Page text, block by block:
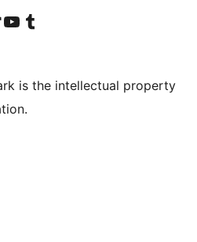
जानुहोस्भ्रमण गर्नुहोस्
हाम्रो युट्युब च्यानलमा जानुहोस्
हाम्रो टम्बलर खाता भ्रमण गर्नुहोस्
is the intellectual property